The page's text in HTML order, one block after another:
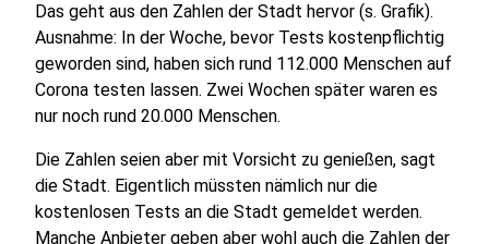
Das geht aus den Zahlen der Stadt hervor (s. Grafik).
Ausnahme: In der Woche, bevor Tests kostenpflichtig
geworden sind, haben sich rund 112.000 Menschen auf
Corona testen lassen. Zwei Wochen später waren es
nur noch rund 20.000 Menschen.
Die Zahlen seien aber mit Vorsicht zu genießen, sagt
die Stadt. Eigentlich müssten nämlich nur die
kostenlosen Tests an die Stadt gemeldet werden.
Manche Anbieter geben aber wohl auch die Zahlen der